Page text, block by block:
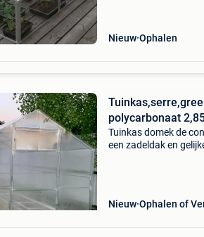
Nieuw Ophalen
polycarbonaat
Tuinkas domek de
een zadeldak en
Nieuw Ophalen of